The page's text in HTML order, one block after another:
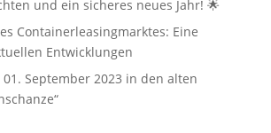
und ein sicheres neues Jahr! 🌟
Containerleasingmarktes: Eine
Entwicklungen
September 2023 in den alten